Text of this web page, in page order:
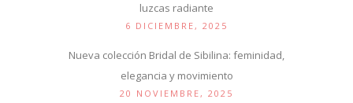
luzcas radiante
6 DICIEMBRE, 2025
Nueva colección Bridal de Sibilina: feminidad,
elegancia y movimiento
20 NOVIEMBRE, 2025